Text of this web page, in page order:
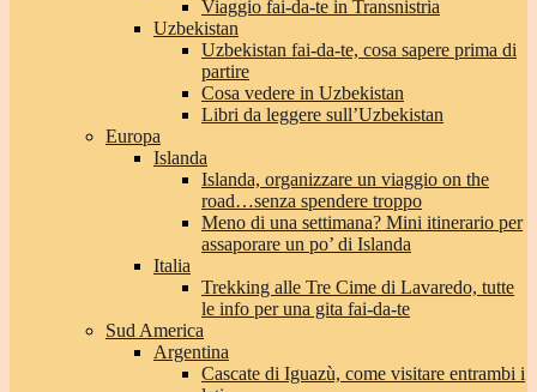
Viaggio fai-da-te in Transnistria
Uzbekistan
Uzbekistan fai-da-te, cosa sapere prima di
partire
Cosa vedere in Uzbekistan
Libri da leggere sull’Uzbekistan
Europa
Islanda
Islanda, organizzare un viaggio on the
road…senza spendere troppo
Meno di una settimana? Mini itinerario per
assaporare un po’ di Islanda
Italia
Trekking alle Tre Cime di Lavaredo, tutte
le info per una gita fai-da-te
Sud America
Argentina
Cascate di Iguazù, come visitare entrambi i